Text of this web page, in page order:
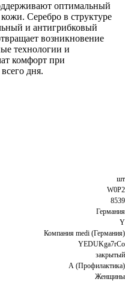
оптимальный
Серебро в структуре
и антигрибковый
возникновение
технологии и
комфорт при
дня.
шт
W0P2
8539
Германия
Y
Компания medi (Германия)
YEDUKga7rCo
закрытый
А (Профилактика)
Женщины